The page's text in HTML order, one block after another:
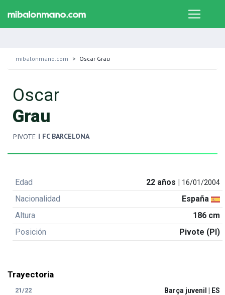
mibalonmano.com Oscar Grau
Oscar
Grau
PIVOTE | FC BARCELONA
Edad 22 años | 16/01/2004
Nacionalidad
España
Altura
186 cm
Posición
Pivote (PI)
Trayectoria
21/22 Barça juvenil | ES